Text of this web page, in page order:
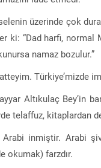
üzerinde çok
ki: “Dad harfi, normal
namaz bozulur.”
Türkiye’mizde
Altıkulaç Bey’in
telaffuz, kitaplardan
Arabi inmiştir. Arabi
okumak) farzdır.